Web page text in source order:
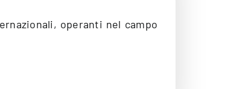
operanti nel campo